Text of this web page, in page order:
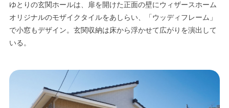
ゆとりの玄関ホールは、扉を開けた正面の壁にウィザースホーム
オリジナルのモザイクタイルをあしらい、「ウッディフレーム」
で小窓もデザイン。玄関収納は床から浮かせて広がりを演出して
いる。